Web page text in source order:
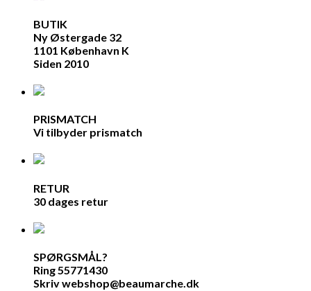
BUTIK
Ny Østergade 32
1101 København K
Siden 2010
PRISMATCH
Vi tilbyder prismatch
RETUR
30 dages retur
SPØRGSMÅL?
Ring 55771430
Skriv webshop@beaumarche.dk